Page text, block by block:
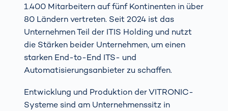
1.400 Mitarbeitern auf fünf Kontinenten in über
80 Ländern vertreten. Seit 2024 ist das
Unternehmen Teil der ITIS Holding und nutzt
die Stärken beider Unternehmen, um einen
starken End-to-End ITS- und
Automatisierungsanbieter zu schaffen.
Entwicklung und Produktion der VITRONIC-
Systeme sind am Unternehmenssitz in